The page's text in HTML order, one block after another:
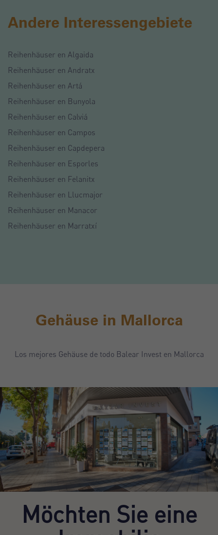
Andere Interessengebiete
Reihenhäuser en Algaida
Reihenhäuser en Andratx
Reihenhäuser en Artá
Reihenhäuser en Bunyola
Reihenhäuser en Calviá
Reihenhäuser en Campos
Reihenhäuser en Capdepera
Reihenhäuser en Esporles
Reihenhäuser en Felanitx
Reihenhäuser en Llucmajor
Reihenhäuser en Manacor
Reihenhäuser en Marratxí
Gehäuse in Mallorca
Los mejores Gehäuse de todo Balear Invest en Mallorca
Möchten Sie eine